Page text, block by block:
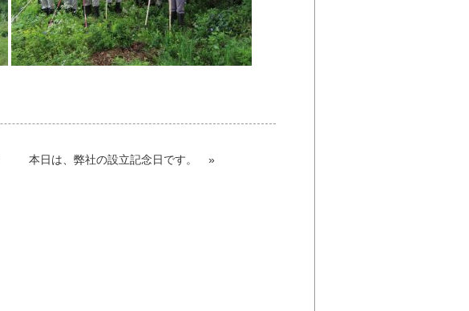
本日は、弊社の設立記念日です。 »